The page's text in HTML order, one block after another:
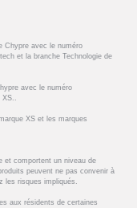
Chypre avec le numéro
et la branche Technologie de
avec le numéro
XS..
XS et les marques
et comportent un niveau de
peuvent ne pas convenir à
les risques impliqués.
aux résidents de certaines